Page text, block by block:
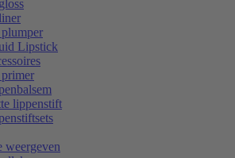
Lipstick
lippenstift
weergeven